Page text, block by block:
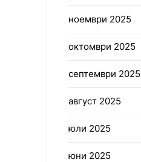
ноември 2025
октомври 2025
септември 2025
август 2025
юли 2025
юни 2025